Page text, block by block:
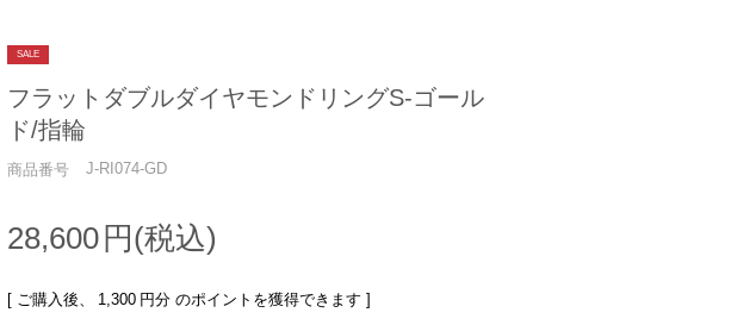
SALE
フラットダブルダイヤモンドリングS-ゴール
ド/指輪
商品番号 J-RI074-GD
28,600
[ ご購入後、 1,300 円分 のポイントを獲得できます ]